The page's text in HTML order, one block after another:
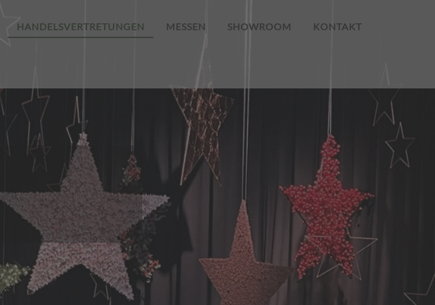
HANDELSVERTRETUNGEN MESSEN SHOWROOM KONTAKT